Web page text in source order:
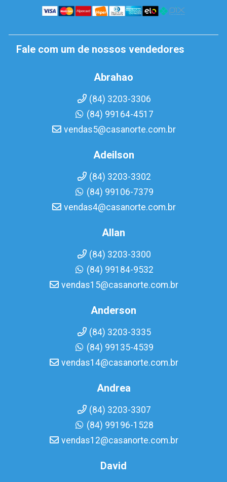
Fale com um de nossos vendedores
Abrahao
(84) 3203-3306
(84) 99164-4517
vendas5@casanorte.com.br
Adeilson
(84) 3203-3302
(84) 99106-7379
vendas4@casanorte.com.br
Allan
(84) 3203-3300
(84) 99184-9532
vendas15@casanorte.com.br
Anderson
(84) 3203-3335
(84) 99135-4539
vendas14@casanorte.com.br
Andrea
(84) 3203-3307
(84) 99196-1528
vendas12@casanorte.com.br
David